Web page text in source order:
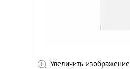
Увеличить изображение